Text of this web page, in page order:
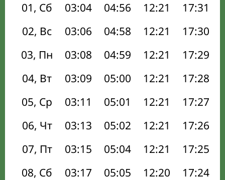
01, Сб 03:04 04:56 12:21 17:31
02, Вс
03:06 04:58 12:21 17:30
03, Пн
03:08 04:59 12:21 17:29
04, Вт
03:09 05:00 12:21 17:28
05, Ср
03:11 05:01 12:21 17:27
06, Чт
03:13 05:02 12:21 17:26
07, Пт
03:15 05:04 12:21 17:25
08, Сб
03:17 05:05 12:20 17:24